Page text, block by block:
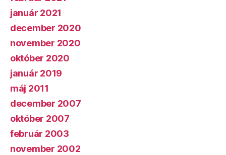
január 2021
december 2020
november 2020
október 2020
január 2019
máj 2011
december 2007
október 2007
február 2003
november 2002